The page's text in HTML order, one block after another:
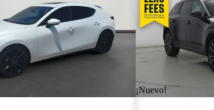
¡Nuevo!